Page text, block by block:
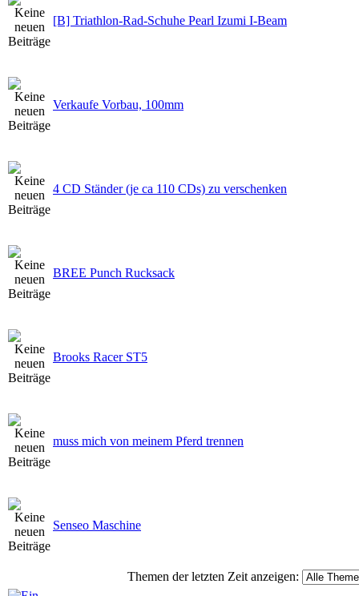
[B] Triathlon-Rad-Schuhe Pearl Izumi I-Beam
Verkaufe Vorbau, 100mm
4 CD Ständer (je ca 110 CDs) zu verschenken
BREE Punch Rucksack
Brooks Racer ST5
muss mich von meinem Pferd trennen
Senseo Maschine
Themen der letzten Zeit anzeigen: